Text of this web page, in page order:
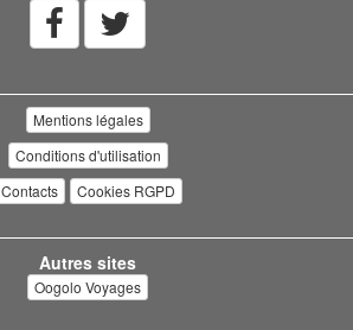
Mentions légales
Conditions d'utilisation
Contacts
Cookies RGPD
Autres sites
Oogolo Voyages